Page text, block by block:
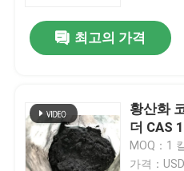
최고의 가격
황산화
더 CAS
MOQ：1
가격：